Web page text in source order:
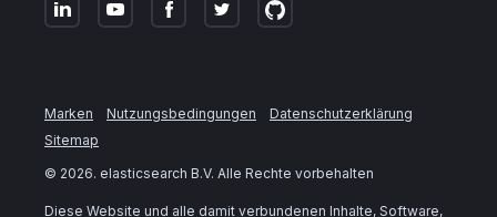
Marken Nutzungsbedingungen
Datenschutzerklärung
Sitemap
© 2026. elasticsearch B.V. Alle Rechte vorbehalten
Diese Website und alle damit verbundenen Inhalte, Software,